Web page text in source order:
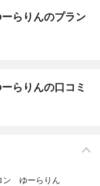
らりんのプラン
らりんの口コミ
ン ゆーらりん